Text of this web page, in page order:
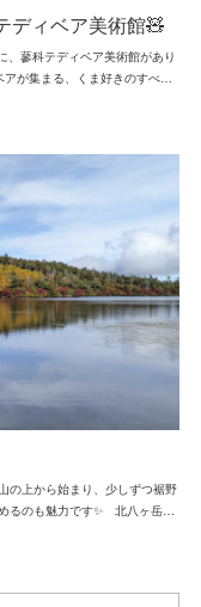
ィベア美術館🧸
、蓼科テディベア美術館があり
が集まる、くま好きのすべ…
の上から始まり、少しずつ裾野
るのも魅力です✨ 北八ヶ岳…